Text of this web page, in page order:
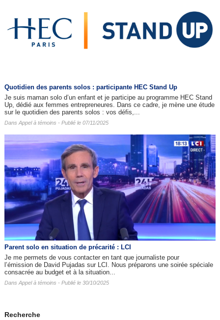
Quotidien des parents solos : participante HEC Stand Up
Je suis maman solo d’un enfant et je participe au programme HEC Stand
Up, dédié aux femmes entrepreneures. Dans ce cadre, je mène une étude
sur le quotidien des parents solos : vos défis,...
Dans Appel à témoins - Publié le 07/11/2025
Parent solo en situation de précarité : LCI
Je me permets de vous contacter en tant que journaliste pour
l’émission de David Pujadas sur LCI. Nous préparons une soirée spéciale
consacrée au budget et à la situation...
Dans Appel à témoins - Publié le 30/10/2025
Recherche